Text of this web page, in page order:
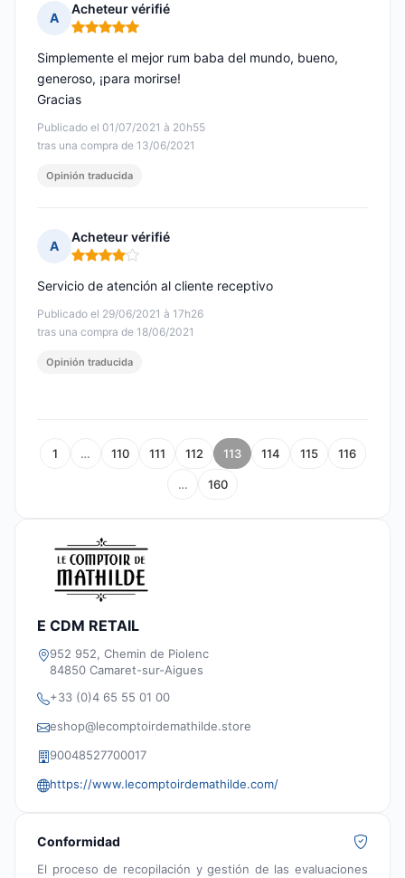
A
Acheteur vérifié
Nota: 5 de 5
Publicado el 01/07/2021 à 20h55
tras una compra de 13/06/2021
Simplemente el mejor rum baba del mundo, bueno,
generoso, ¡para morirse!
Gracias
Opinión traducida
A
Acheteur vérifié
Nota: 4 de 5
Publicado el 29/06/2021 à 17h26
tras una compra de 18/06/2021
Servicio de atención al cliente receptivo
Opinión traducida
1 … 110 111 112 113 114 115 116
… 160
E CDM RETAIL
952 952, Chemin de Piolenc
84850 Camaret-sur-Aigues
+33 (0)4 65 55 01 00
eshop@lecomptoirdemathilde.store
90048527700017
https://www.lecomptoirdemathilde.com/
Conformidad
El proceso de recopilación y gestión de las evaluaciones